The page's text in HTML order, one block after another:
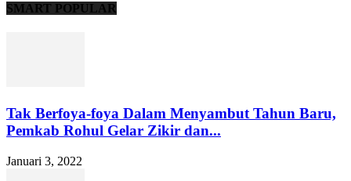
SMART POPULAR
Tak Berfoya-foya Dalam Menyambut Tahun Baru,
Pemkab Rohul Gelar Zikir dan...
Januari 3, 2022